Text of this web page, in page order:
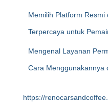
Memilih Platform
Terpercaya untuk
Mengenal Layanan
Cara Menggunakannya
https://